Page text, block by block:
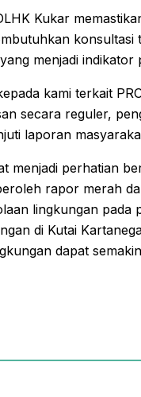
Kukar
konsultasi
menjadi indikator
kami terkait
secara reguler,
laporan
menjadi perhatian
rapor merah
lingkungan pada
di Kutai
dapat